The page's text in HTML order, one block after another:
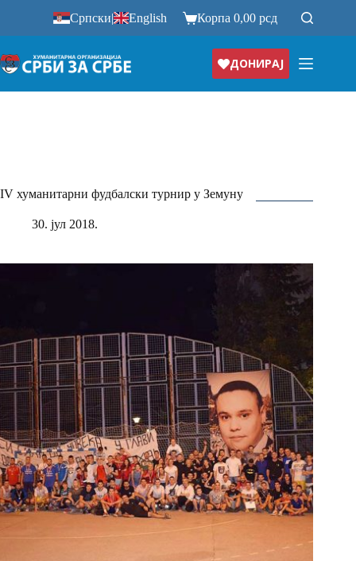
Српски| English Корпа0,00рсд
ДОНИРАЈ
IV хуманитарни фудбалски турнир у Земуну
30. јул 2018.